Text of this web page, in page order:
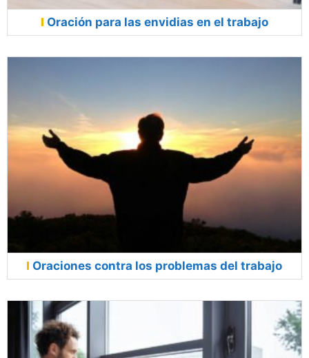
Oración para las envidias en el trabajo
Oraciones contra los problemas del trabajo